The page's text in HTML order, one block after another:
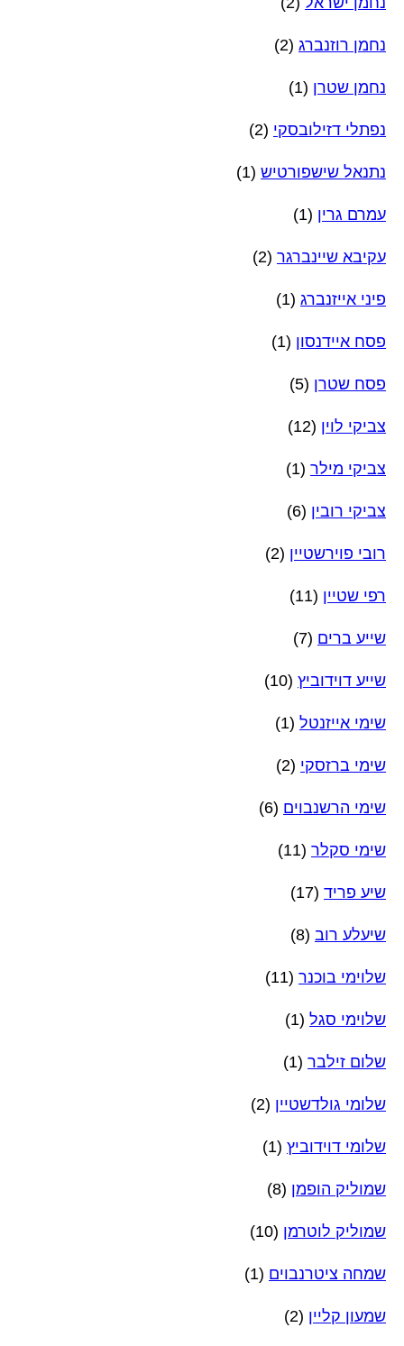
נחמן רוזנברג (2)
נחמן שטרן (1)
נפתלי דזילובסקי (2)
נתנאל שישפורטיש (1)
עמרם גרין (1)
עקיבא שיינברגר (2)
פיני אייזנברג (1)
פסח איידנסון (1)
פסח שטרן (5)
צביקי לוין (12)
צביקי מילר (1)
צביקי רובין (6)
רובי פוירשטיין (2)
רפי שטיין (11)
שייע ברים (7)
שייע דוידוביץ (10)
שימי אייזנטל (1)
שימי ברזסקי (2)
שימי הרשנבוים (6)
שימי סקלר (11)
שיע פריד (17)
שיעלע רוב (8)
שלוימי בוכנר (11)
שלוימי סגל (1)
שלום זילבר (1)
שלומי גולדשטיין (2)
שלומי דוידוביץ (1)
שמוליק הופמן (8)
שמוליק לוטרמן (10)
שמחה ציטרנבוים (1)
שמעון קליין (2)